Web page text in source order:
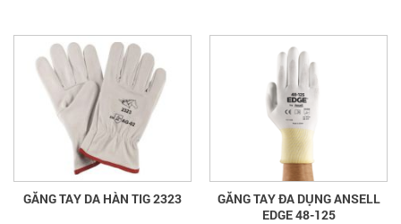
GĂNG TAY DA HÀN TIG 2323
GĂNG TAY ĐA DỤNG ANSELL
EDGE 48-125